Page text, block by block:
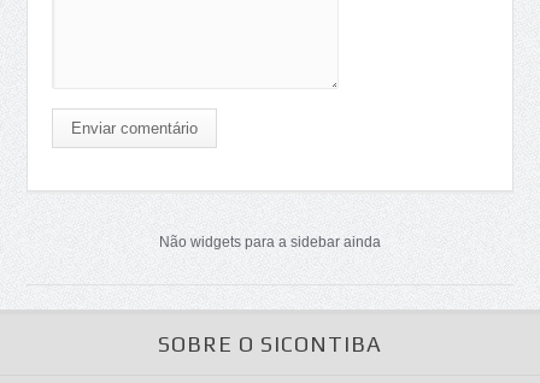
Enviar comentário
Não widgets para a sidebar ainda
SOBRE O SICONTIBA